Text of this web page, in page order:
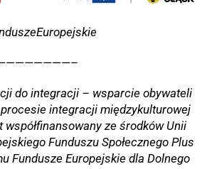
do integracji – wsparcie obywateli
integracji międzykulturowej
współfinansowany ze środków Unii
Funduszu Społecznego Plus
Fundusze Europejskie dla Dolnego